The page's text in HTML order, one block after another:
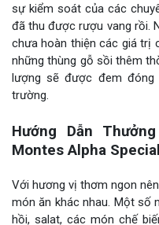
sự kiểm soát của các
đã thu được rượu vang rồi.
chưa hoàn thiện các giá trị
những thùng gỗ sồi thêm
lượng sẽ được đem
trường.
Hướng Dẫn
Montes Alpha
Với hương vị thơm ngon
món ăn khác nhau. Một số
hồi, salat, các món chế